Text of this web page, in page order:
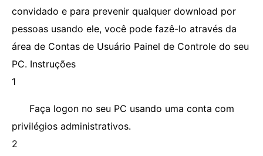
convidado e para prevenir qualquer download por
pessoas usando ele, você pode fazê-lo através da
área de Contas de Usuário Painel de Controle do seu
PC. Instruções
1
Faça logon no seu PC usando uma conta com
privilégios administrativos.
2